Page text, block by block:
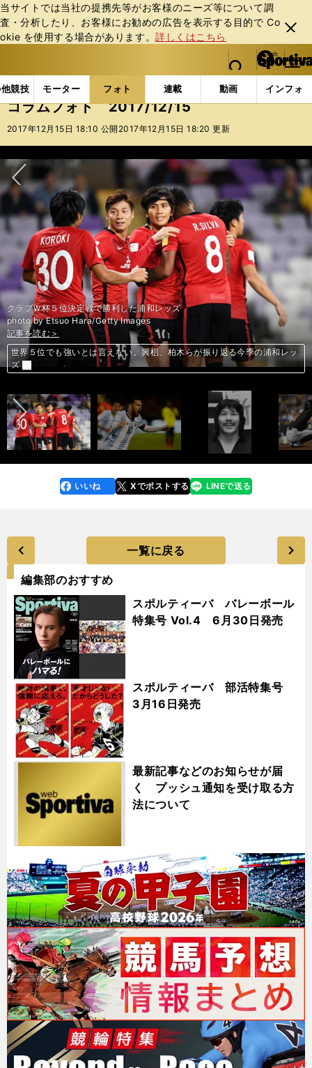
当サイトでは当社の提携先等がお客様のニーズ等について調
査・分析したり、お客様にお勧めの広告を表⽰する⽬的で Co
okie を使⽤する場合があります。詳しくはこちら
閉じ
る
web Sportiva (webスポルティーバ)
検索
マイペ
ー
ジ
メニュ
競技 モーター フォト 連載 動画 インフォ
b
ス
ポ
ル
ー
バ
フォトギャラリー コラムフォト コラムフォト
コラムフォト 2017/12/15
2017年12月15日 18:10 公開 2017年12月15日 18:20 更新
次へ
クラブＷ杯５位決定戦で勝利した浦和レッズ
photo by Etsuo Hara/Getty Images
記事を読む＞
世界５位でも強いとは言えない。興梠、柏木らが振り返る今季の浦和レッ
ズ
記事を読む＞
福田正博が予想。ロシアＷ杯「日本のＨ組以外」で番狂わせがあるのは？
記事を読む＞
【国際プロレス伝】阿修羅・原の身体能力にアニマルは度肝を抜かれた
記事を読む＞
イチローに批判的だった元マーリンズ社長を、大ファンに変えた３年間
記事を読む＞
北国だけじゃない。アイスホッケー日本一決定戦は都内でやっています！
記事を読む＞
朝日杯FS「過去３年の超穴馬」と同じパターンの３頭が発見された！
記事を読む＞
Ｗ杯で対決か。香川真司とレバンドフスキ、２人の７年後を分けたもの
前へ
faceboo
k
いいね Xでポストする
line LINEで送る
一覧に戻る
編集部のおすすめ
スポルティーバ バレーボール
特集号 Vol.4 6月30日発売
スポルティーバ 部活特集号
3月16日発売
最新記事などのお知らせが届
く プッシュ通知を受け取る方
法について